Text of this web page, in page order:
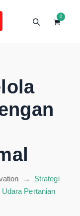
0
→ Strategi
Pertanian